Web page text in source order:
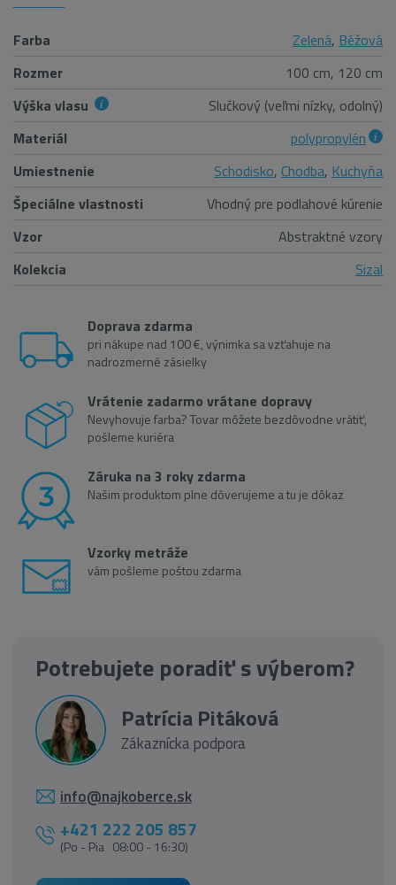
Farba Zelená, Béžová
Rozmer
100 cm, 120 cm
Výška vlasu
Slučkový (veľmi nízky, odolný)
Materiál
polypropylén
Umiestnenie
Schodisko, Chodba, Kuchyňa
Špeciálne vlastnosti
Vhodný pre podlahové kúrenie
Vzor
Abstraktné vzory
Kolekcia
Sizal
Doprava zdarma
pri nákupe nad 100 €, výnimka sa vzťahuje na
nadrozmerné zásielky
Vrátenie zadarmo vrátane dopravy
Nevyhovuje farba? Tovar môžete bezdôvodne vrátiť,
pošleme kuriéra
Záruka na 3 roky zdarma
Našim produktom plne dôverujeme a tu je dôkaz
Vzorky metráže
vám pošleme poštou zdarma
Potrebujete poradiť s výberom?
Patrícia Pitáková
Zákaznícka podpora
info@najkoberce.sk
+421 222 205 857
(Po - Pia 08:00 - 16:30)